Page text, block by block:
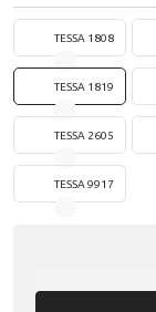
TESSA 1808
TESSA 1819
TESSA 2605
TESSA 9917